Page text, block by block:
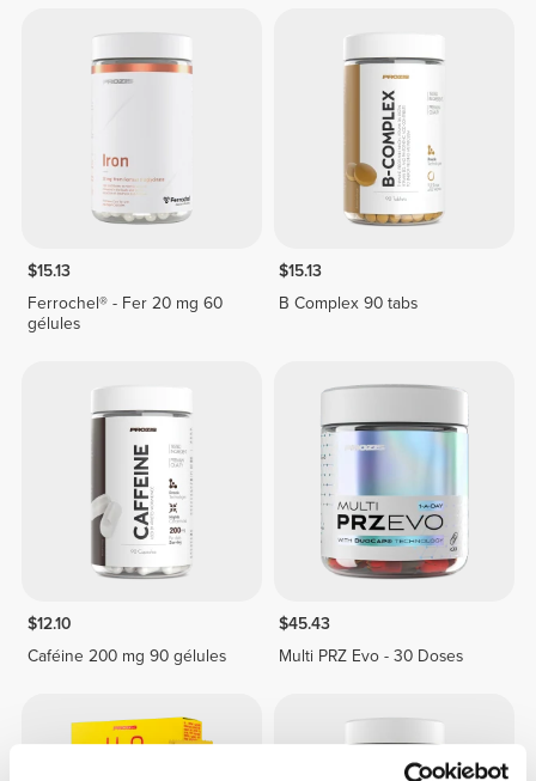
$15.13
Ferrochel® - Fer 20 mg 60
gélules
$15.13
B Complex 90 tabs
$12.10
Caféine 200 mg 90 gélules
$45.43
Multi PRZ Evo - 30 Doses